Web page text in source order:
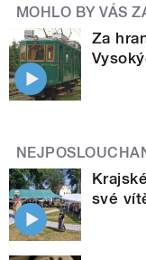
MOHLO BY VÁS
Za
své